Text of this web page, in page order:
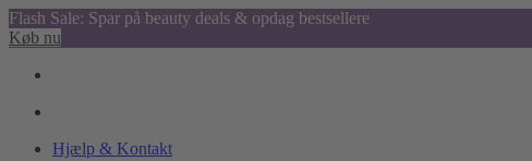
Flash Sale: Spar på beauty deals & opdag bestsellere
Køb nu
Hjælp & Kontakt